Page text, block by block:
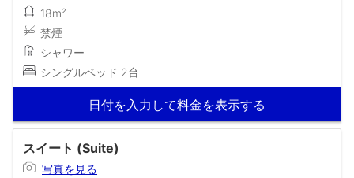
18m²
禁煙
シャワー
シングルベッド 2台
日付を入力して料金を表示する
スイート (Suite)
写真を見る